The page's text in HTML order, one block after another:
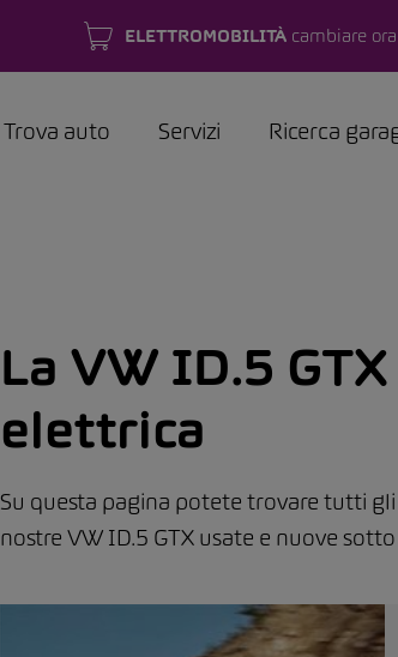
ELETTROMOBILITÀcambiare ora
Trova auto Servizi Ricerca
La VW ID.5
elettrica
Su questa pagina potete trovare tutti
nostre VW ID.5 GTX usate e nuove